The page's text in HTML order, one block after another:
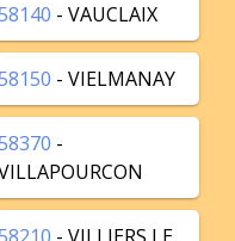
- VAUCLAIX
- VIELMANAY
-